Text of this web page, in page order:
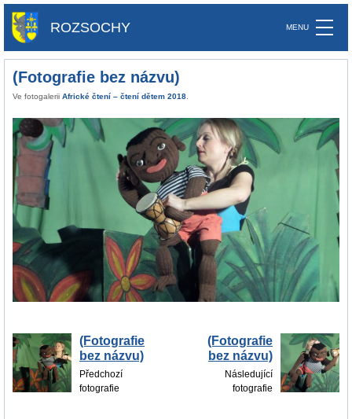
ROZSOCHY
(Fotografie bez názvu)
Ve fotogalerii Africké čtení – čtení dětem 2018
(Fotografie
bez názvu)
Předchozí
fotografie
(Fotografie
bez názvu)
Následující
fotografie